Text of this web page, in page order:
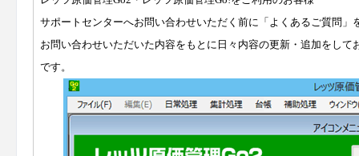
サポートセンターへお問い合わせいただく前に「よくあるご質問」
お問い合わせいただいた内容をもとに日々内容の更新・ 追加をして
です。